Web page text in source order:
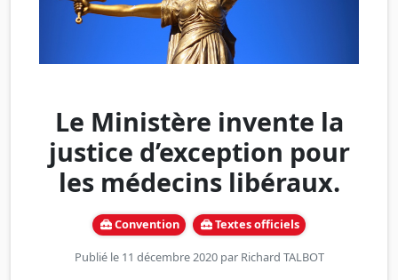
Le Ministère invente la
justice d’exception pour
les médecins libéraux.
Convention Textes officiels
Publié le 11 décembre 2020 par Richard TALBOT